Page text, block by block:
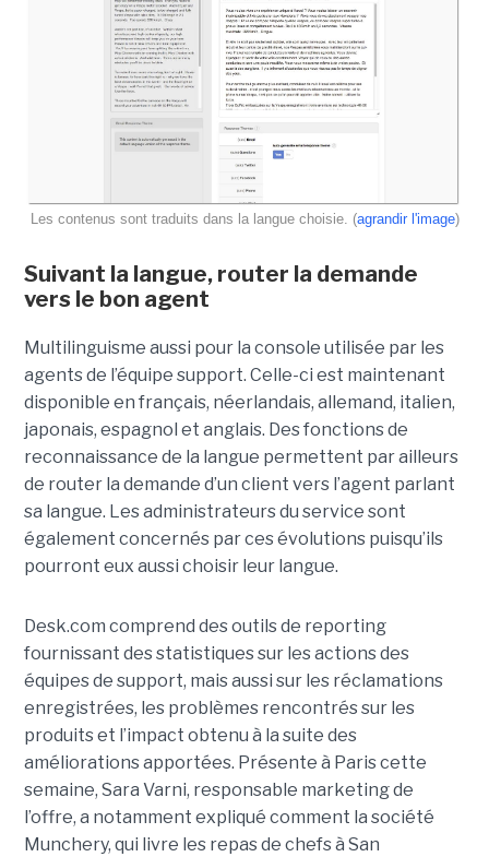
Les contenus sont traduits dans la langue choisie. (agrandir l'image)
Suivant la langue, router la demande
vers le bon agent
Multilinguisme aussi pour la console utilisée par les
agents de l’équipe support. Celle-ci est maintenant
disponible en français, néerlandais, allemand, italien,
japonais, espagnol et anglais. Des fonctions de
reconnaissance de la langue permettent par ailleurs
de router la demande d’un client vers l’agent parlant
sa langue. Les administrateurs du service sont
également concernés par ces évolutions puisqu’ils
pourront eux aussi choisir leur langue.
Desk.com comprend des outils de reporting
fournissant des statistiques sur les actions des
équipes de support, mais aussi sur les réclamations
enregistrées, les problèmes rencontrés sur les
produits et l’impact obtenu à la suite des
améliorations apportées. Présente à Paris cette
semaine, Sara Varni, responsable marketing de
l’offre, a notamment expliqué comment la société
Munchery, qui livre les repas de chefs à San